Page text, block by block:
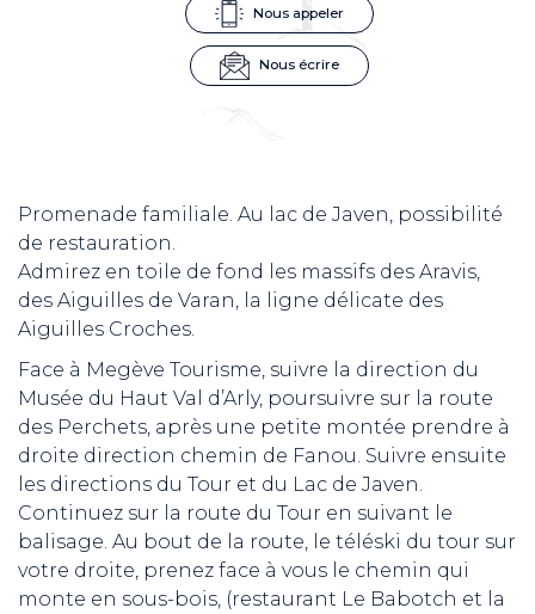
Nous appeler
Nous écrire
Promenade familiale. Au lac de Javen, possibilité
de restauration.
Admirez en toile de fond les massifs des Aravis,
des Aiguilles de Varan, la ligne délicate des
Aiguilles Croches.
Face à Megève Tourisme, suivre la direction du
Musée du Haut Val d’Arly, poursuivre sur la route
des Perchets, après une petite montée prendre à
droite direction chemin de Fanou. Suivre ensuite
les directions du Tour et du Lac de Javen.
Continuez sur la route du Tour en suivant le
balisage. Au bout de la route, le téléski du tour sur
votre droite, prenez face à vous le chemin qui
monte en sous-bois, (restaurant Le Babotch et la